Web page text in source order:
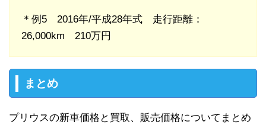
＊例5 2016年/平成28年式 走行距離：
26,000km 210万円
まとめ
プリウスの新車価格と買取、販売価格についてまとめ